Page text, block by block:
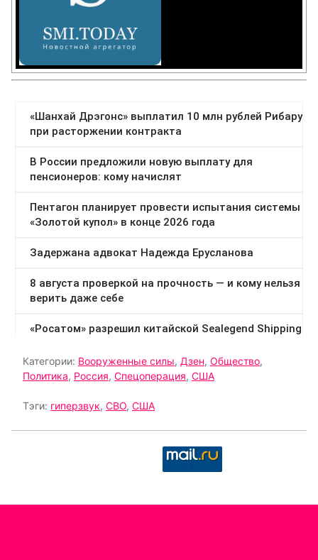
Категории: Вооруженные силы, Дзен, Общество,
Политика, Россия, Спецоперация, США
Тэги: гиперзвук, СВО, США